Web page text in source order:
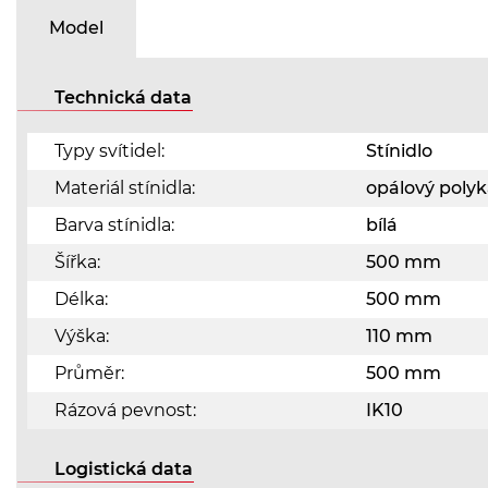
Model
Technická data
Typy svítidel:
Stínidlo
Materiál stínidla:
opálový
Barva stínidla:
bílá
Šířka:
500 mm
Délka:
500 mm
Výška:
110 mm
Průměr:
500 mm
Rázová pevnost:
IK10
Logistická data